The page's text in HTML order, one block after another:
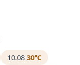
10.08 30℃